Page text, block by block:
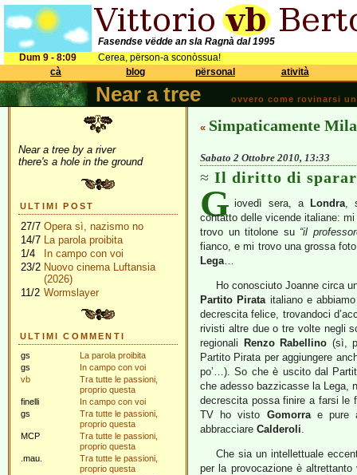
Fasendse vëdde an sla Ragnà dal 1995
Dum 9 - 8:09
Cerea, përson-a sconòssua!
cà
blog përsonal atività
Near a tree ovvero come rovinarsi
Near a tree by a river
there's a hole in the ground
ULTIMI POST
27/7 Opera sì, nazismo no
14/7 La parola proibita
1/4
In campo con voi
23/2 Nuovo cinema Luftansia
(2026)
11/2 Wormslayer
ULTIMI COMMENTI
gs
La parola proibita
gs
In campo con voi
vb
Tra tutte le passioni,
proprio questa
finelli
In campo con voi
gs
Tra tutte le passioni,
proprio questa
MCP
Tra tutte le passioni,
proprio questa
.mau.
Tra tutte le passioni,
proprio questa
« Simpaticamente
Sabato 2 Ottobre 2010, 13:33
Il diritto di
G iovedì sera, a Londra,
contatto delle vicende italiane:
trovo un titolone su “il
fianco, e mi trovo una grossa
Lega…
Ho conosciuto Joanne circa
Partito Pirataitaliano e
decrescita felice, trovandoci
rivisti altre due o tre volte negli
regionali
Renzo Rabellino (sì,
Partito Pirata per aggiungere
po’…). So che è uscito dal
che adesso bazzicasse la Lega,
decrescita possa finire a farsi le
TV ho visto Gomorrae pure
abbracciare Calderoli.
Che sia un intellettuale
per la provocazione è